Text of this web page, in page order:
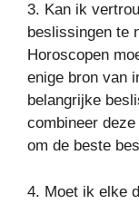
3. Kan ik
beslissingen te
Horoscopen
enige bron van
belangrijke
combineer
om de beste
4. Moet ik elke